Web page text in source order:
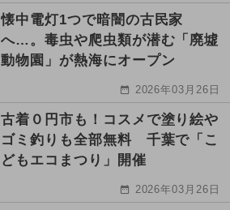
懐中電灯1つで暗闇の古民家
へ…。毒虫や爬虫類が潜む「廃墟
動物園」が熱海にオープン
2026年03月26日
古着０円市も！コスメで塗り絵や
ゴミ釣りも全部無料 千葉で「こ
どもエコまつり」開催
2026年03月26日